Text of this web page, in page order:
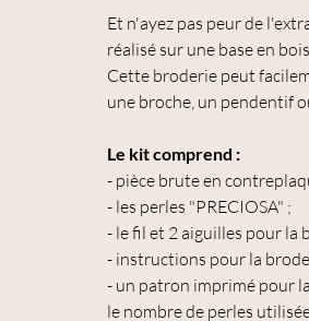
Et n'ayez pas peur de
réalisé sur une base en
Cette broderie peut
une broche, un pendentif
Le kit comprend :
- pièce brute en
- les perles "PRECIOSA" ;
- le fil et 2 aiguilles pour la
- instructions pour la
- un patron imprimé pour
le nombre de perles